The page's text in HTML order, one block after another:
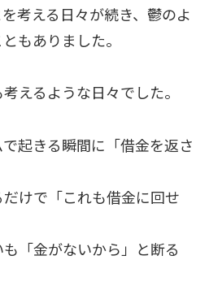
考える日々が続き、鬱のよ
もありました。
えるような日々でした。
起きる瞬間に「借金を返さ
けで「これも借金に回せ
「金がないから」と断る